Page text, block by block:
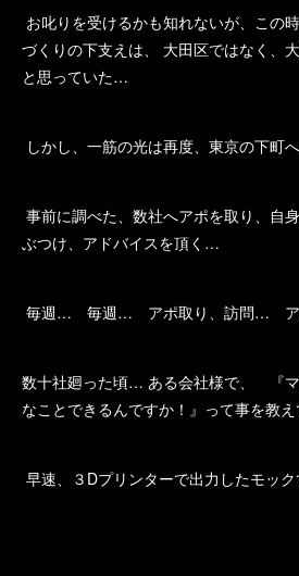
お叱りを受けるかも知れないが、この
づくりの下支えは、 大田区ではなく、
と思っていた…
しかし、一筋の光は再度、東京の下町
事前に調べた、数社へアポを取り、自
ぶつけ、アドバイスを頂く…
毎週… 毎週… アポ取り、訪問… ア
数十社廻った頃… ある会社様で、 『
なことできるんですか！』って事を教
早速、３Dプリンターで出力したモッ